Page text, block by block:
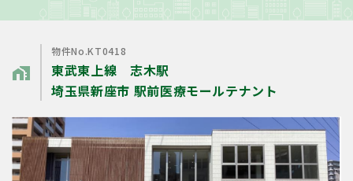
home_work
物件No.KT0418
東武東上線 志木駅
埼玉県新座市 駅前医療モールテナント